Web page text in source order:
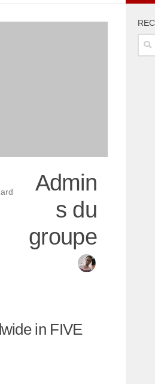
Admin
s du
groupe
in FIVE